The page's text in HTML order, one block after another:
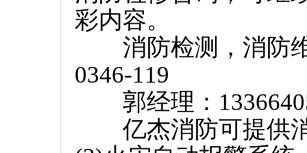
彩内容。
消防检测，消防维
0346-119
郭经理：
亿杰消防可提供消